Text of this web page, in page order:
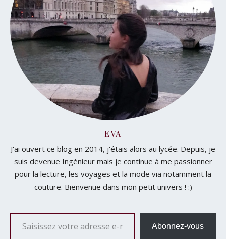
EVA
J'ai ouvert ce blog en 2014, j'étais alors au lycée. Depuis, je
suis devenue Ingénieur mais je continue à me passionner
pour la lecture, les voyages et la mode via notamment la
couture. Bienvenue dans mon petit univers ! :)
Saisissez votre adresse e-mail…
Abonnez-vous